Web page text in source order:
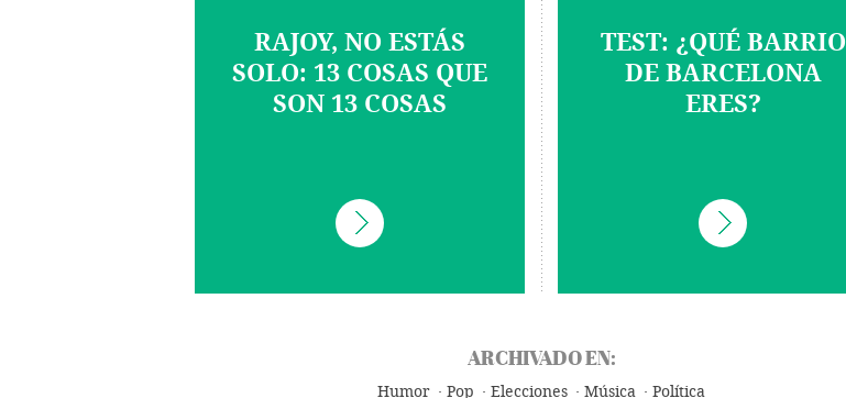
RAJOY, NO ESTÁS
SOLO: 13 COSAS QUE
SON 13 COSAS
TEST: ¿QUÉ BARRIO
DE BARCELONA
ERES?
ARCHIVADO EN:
Humor Pop Elecciones Música Política